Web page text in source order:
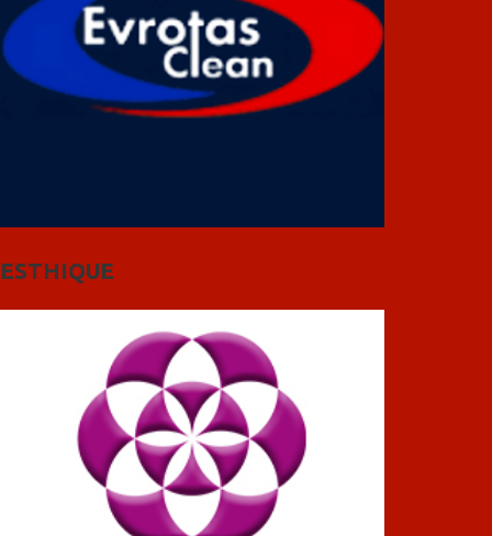
ESTHIQUE